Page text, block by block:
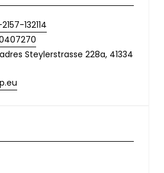
132114
Steylerstrasse 228a, 41334